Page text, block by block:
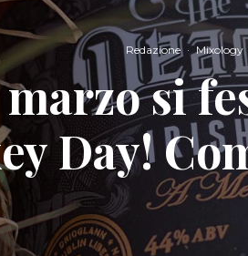
Redazione · Mixology
si
Day!